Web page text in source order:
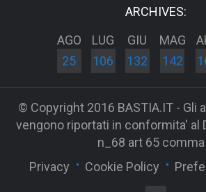
ARCHIVES:
AGO
25
LUG
106
GIU
132
MAG
142
© Copyright 2016 BASTIA.IT - Gli
vengono riportati in conformita' al
n_68 art 65 comma
Privacy
Cookie Policy